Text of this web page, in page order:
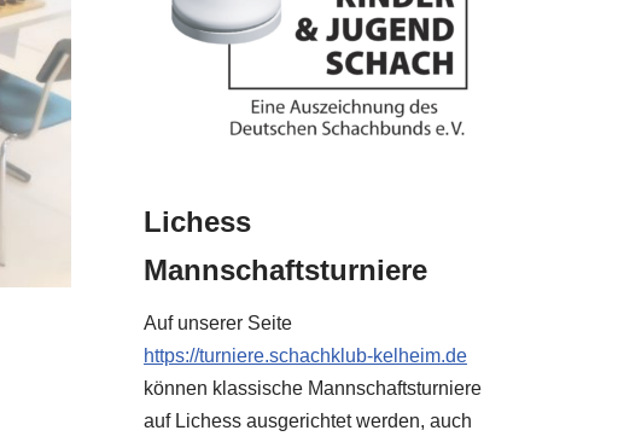
Lichess
Mannschaftsturniere
Auf unserer Seite
https://turniere.schachklub-kelheim.de
können klassische Mannschaftsturniere
auf Lichess ausgerichtet werden, auch